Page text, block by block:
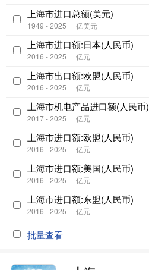
上海市进口总额(美元)
1949 - 2025 亿美元
上海市进口额:日本(人民币)
2016 - 2025 亿元
上海市出口额:欧盟(人民币)
2016 - 2025 亿元
上海市机电产品进口额(人民币)
2017 - 2025 亿元
上海市进口额:欧盟(人民币)
2016 - 2025 亿元
上海市进口额:美国(人民币)
2016 - 2025 亿元
上海市进口额:东盟(人民币)
2016 - 2025 亿元
批量查看